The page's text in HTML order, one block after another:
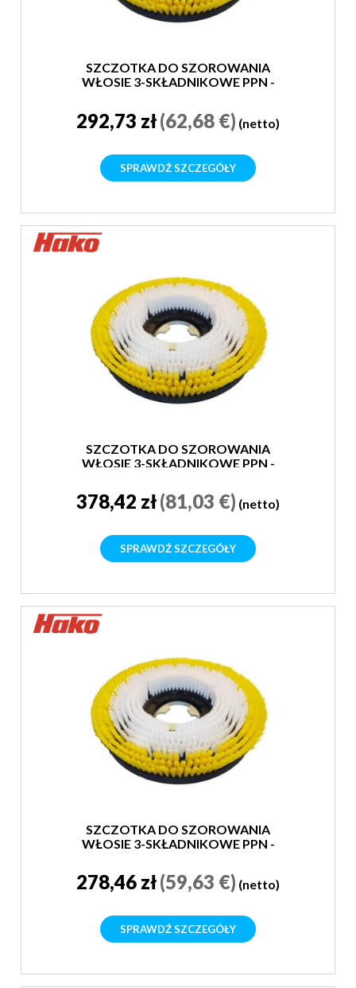
SZCZOTKA DO SZOROWANIA
WŁOSIE 3-SKŁADNIKOWE PPN -
292,73 zł(62,68 €) (netto)
SPRAWDŹ SZCZEGÓŁY
SZCZOTKA DO SZOROWANIA
WŁOSIE 3-SKŁADNIKOWE PPN -
378,42 zł(81,03 €) (netto)
SPRAWDŹ SZCZEGÓŁY
SZCZOTKA DO SZOROWANIA
WŁOSIE 3-SKŁADNIKOWE PPN -
278,46 zł(59,63 €) (netto)
SPRAWDŹ SZCZEGÓŁY